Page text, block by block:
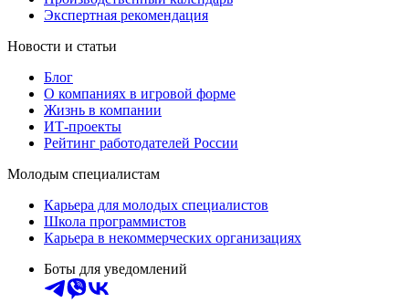
Экспертная рекомендация
Новости и статьи
Блог
О компаниях в игровой форме
Жизнь в компании
ИТ-проекты
Рейтинг работодателей России
Молодым специалистам
Карьера для молодых специалистов
Школа программистов
Карьера в некоммерческих организациях
Боты для уведомлений